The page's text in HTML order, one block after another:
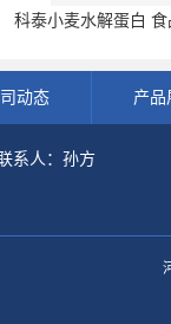
科泰小麦水解蛋白
动态 产品
系人：孙方